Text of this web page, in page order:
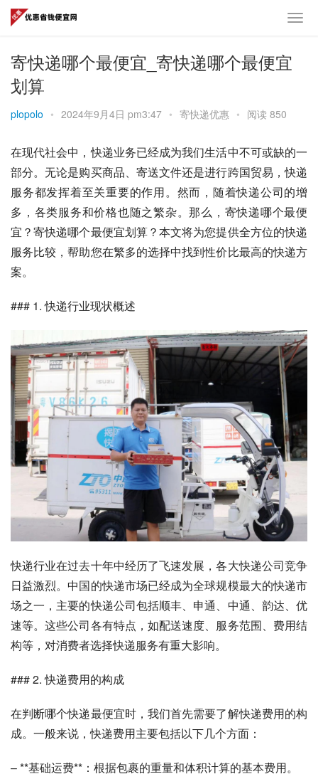
寄快递哪个最便宜_寄快递哪个最便宜
划算
plopolo • 2024年9月4日 pm3:47 • 寄快递优惠 • 阅读 850
在现代社会中，快递业务已经成为我们生活中不可或缺的一
部分。无论是购买商品、寄送文件还是进行跨国贸易，快递
服务都发挥着至关重要的作用。然而，随着快递公司的增
多，各类服务和价格也随之繁杂。那么，寄快递哪个最便
宜？寄快递哪个最便宜划算？本文将为您提供全方位的快递
服务比较，帮助您在繁多的选择中找到性价比最高的快递方
案。
### 1. 快递行业现状概述
快递行业在过去十年中经历了飞速发展，各大快递公司竞争
日益激烈。中国的快递市场已经成为全球规模最大的快递市
场之一，主要的快递公司包括顺丰、申通、中通、韵达、优
速等。这些公司各有特点，如配送速度、服务范围、费用结
构等，对消费者选择快递服务有重大影响。
### 2. 快递费用的构成
在判断哪个快递最便宜时，我们首先需要了解快递费用的构
成。一般来说，快递费用主要包括以下几个方面：
– **基础运费**：根据包裹的重量和体积计算的基本费用。